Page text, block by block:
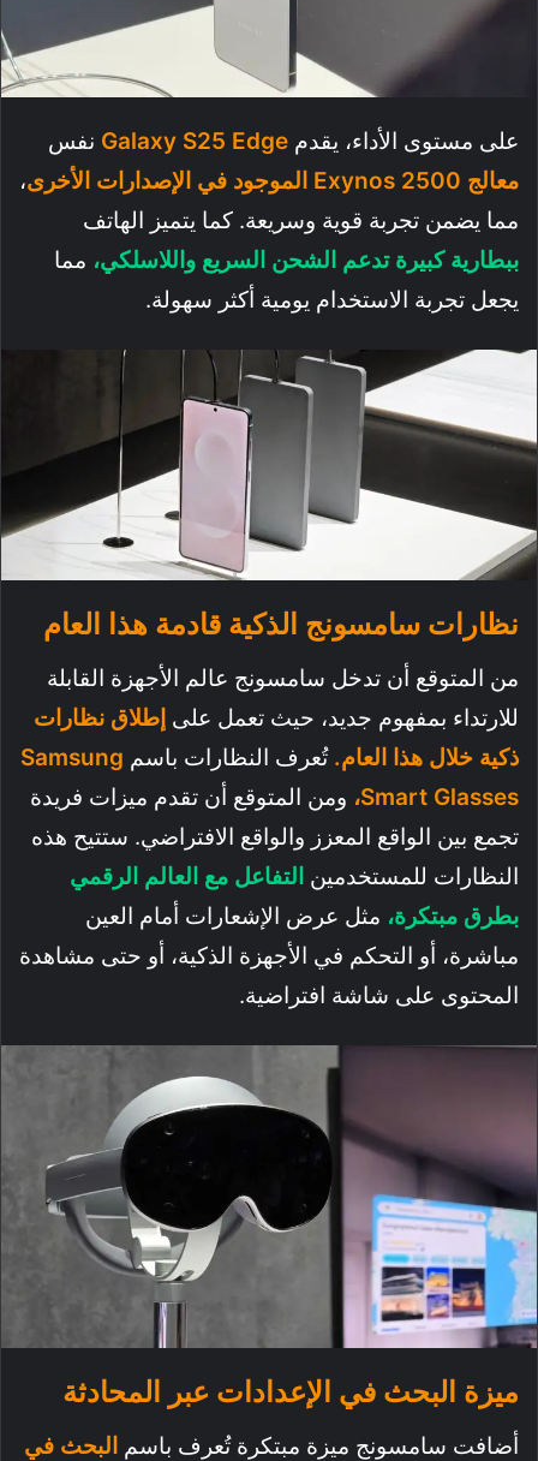
على مستوى الأداء، يقدم Galaxy S25 Edge نفس
معالج Exynos 2500 الموجود في الإصدارات الأخرى
،
مما يضمن تجربة قوية وسريعة. كما يتميز الهاتف
ببطارية كبيرة تدعم الشحن السريع واللاسلكي، مما
يجعل تجربة الاستخدام يومية أكثر سهولة.
نظارات سامسونج الذكية قادمة هذا العام
من المتوقع أن تدخل سامسونج عالم الأجهزة القابلة
للارتداء بمفهوم جديد، حيث تعمل على إطلاق نظارات
ذكية خلال هذا العام. تُعرف النظارات باسم Samsung
Smart Glasses، ومن المتوقع أن تقدم ميزات فريدة
تجمع بين الواقع المعزز والواقع الافتراضي. ستتيح هذه
النظارات للمستخدمين التفاعل مع العالم الرقمي
بطرق مبتكرة، مثل عرض الإشعارات أمام العين
مباشرة، أو التحكم في الأجهزة الذكية، أو حتى مشاهدة
المحتوى على شاشة افتراضية.
ميزة البحث في الإعدادات عبر المحادثة
أضافت سامسونج ميزة مبتكرة تُعرف باسم البحث في